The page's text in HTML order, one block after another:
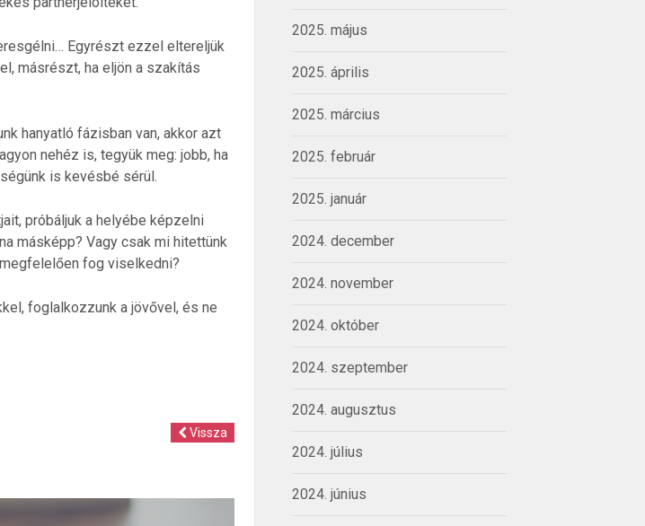
2025. május
2025. április
2025. március
2025. február
2025. január
2024. december
2024. november
2024. október
2024. szeptember
2024. augusztus
2024. július
2024. június
Egyrészt ezzel eltereljük
másrészt, ha eljön a szakítás
hanyatló fázisban van, akkor azt
nehéz is, tegyük meg: jobb, ha
is kevésbé sérül.
próbáljuk a helyébe képzelni
másképp? Vagy csak mi hitettünk
fog viselkedni?
foglalkozzunk a jövővel, és ne
Vissza